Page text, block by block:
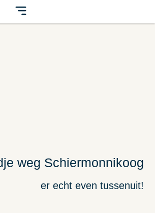
weg Schiermonnikoog
er echt even tussenuit!